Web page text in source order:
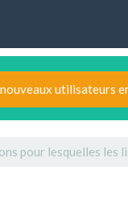
utilisateurs
pour lesquelles les